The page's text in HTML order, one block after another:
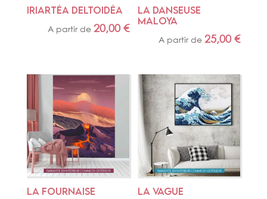
IRIARTÉA DELTOIDÉA
A partir de 20,00 €
LA DANSEUSE
MALOYA
A partir de25,00€
LA FOURNAISE LA VAGUE